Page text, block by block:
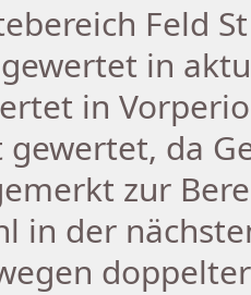
Feld
in
in
gewertet, da
zur
in der